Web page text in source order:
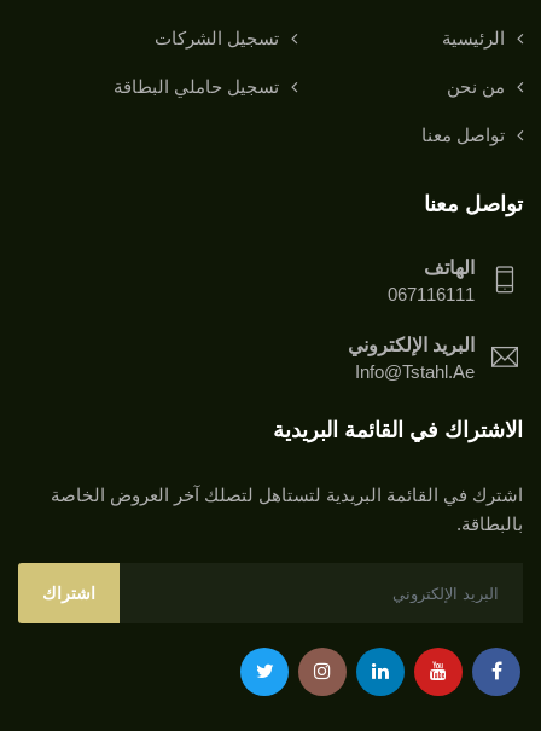
الرئيسية
من نحن
تواصل معنا
تسجيل الشركات
تسجيل حاملي البطاقة
تواصل معنا
الهاتف
067116111
البريد الإلكتروني
Info@tstahl.ae
الاشتراك في القائمة البريدية
اشترك في القائمة البريدية لتستاهل لتصلك آخر العروض الخاصة
بالبطاقة.
اشتراك